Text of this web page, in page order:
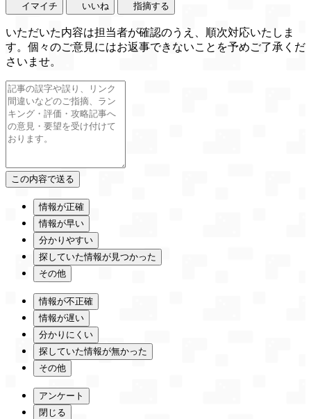
イマイチ いいね 指摘する
いただいた内容は担当者が確認のうえ、順次対応いたしま
す。個々のご意見にはお返事できないことを予めご了承くだ
さいませ。
情報が正確
情報が早い
分かりやすい
探していた情報が見つかった
その他
情報が不正確
情報が遅い
分かりにくい
探していた情報が無かった
その他
アンケート
閉じる